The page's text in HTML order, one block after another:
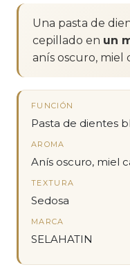
Una pasta de
cepillado en un
anís oscuro, miel
FUNCIÓN
Pasta de dientes
AROMA
Anís oscuro, miel
TEXTURA
Sedosa
MARCA
SELAHATIN